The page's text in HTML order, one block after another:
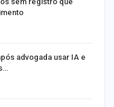
advogada usar IA e